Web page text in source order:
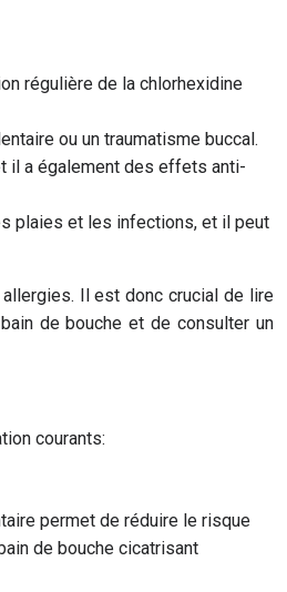
régulière de la chlorhexidine
ou un traumatisme buccal.
il a également des effets anti-
plaies et les infections, et il peut
Il est donc crucial de lire
de bouche et de consulter un
courants:
permet de réduire le risque
de bouche cicatrisant